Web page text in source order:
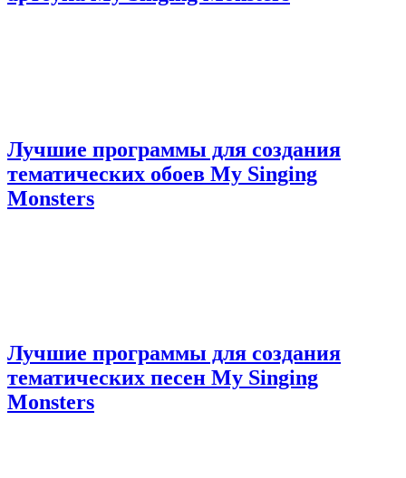
Лучшие программы для создания
тематических обоев My Singing
Monsters
Лучшие программы для создания
тематических песен My Singing
Monsters